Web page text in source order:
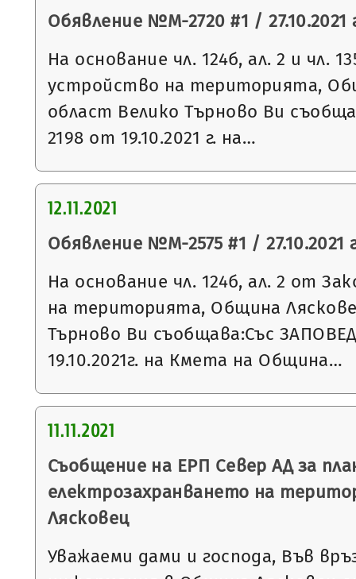
Обявление №М-2720 #1 / 27.10.2021
На основание чл. 124б, ал. 2 и чл.
устройство на територията,
област Велико Търново Ви
2198 от 19.10.2021 г. на…
12.11.2021
Обявление №М-2575 #1 / 27.10.2021
На основание чл. 124б, ал. 2 от
на територията, Община
Търново Ви съобщава:Със
19.10.2021г. на Кмета на Община…
11.11.2021
Съобщение на ЕРП Север АД за
електрозахранването на
Лясковец
Уважаеми дами и господа, Във